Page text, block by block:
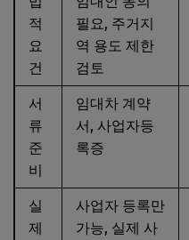
적
요
건
필요, 주거지
역 용도 제한
검토
서
류
준
비
임대차 계약
서, 사업자등
록증
실
제
사업자 등록만
가능, 실제 사